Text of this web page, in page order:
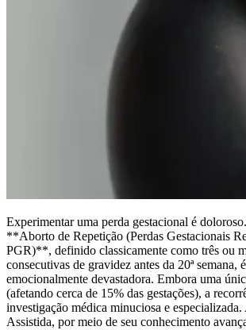
Experimentar uma perda gestacional é
**Aborto de Repetição (Perdas Gestacionais
PGR)**, definido classicamente como três ou
consecutivas de gravidez antes da 20ª semana,
emocionalmente devastadora. Embora uma
(afetando cerca de 15% das gestações), a
investigação médica minuciosa e
Assistida, por meio de seu conhecimento